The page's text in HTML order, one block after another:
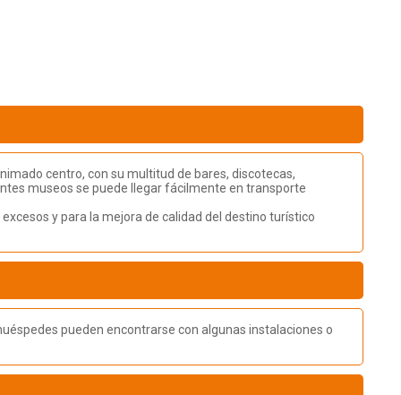
centro, con su multitud de bares, discotecas,
museos se puede llegar fácilmente en transporte
y para la mejora de calidad del destino turístico
pueden encontrarse con algunas instalaciones o